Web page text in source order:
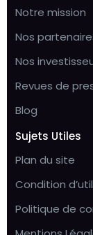
Notre mission
Nos
Nos
Revues de
Blog
Sujets Utiles
Plan du site
Condition
Politique de